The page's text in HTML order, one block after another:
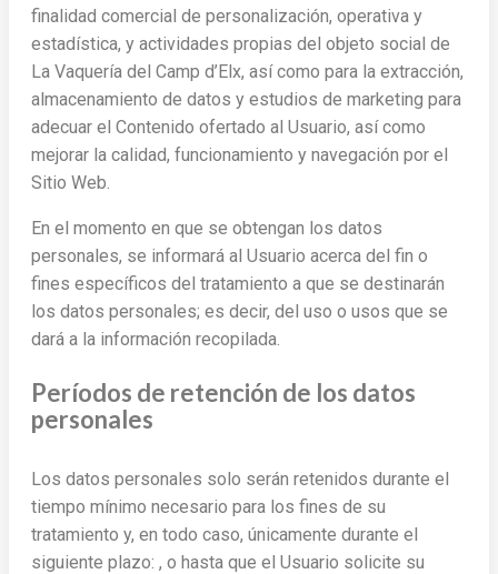
finalidad comercial de personalización, operativa y
estadística, y actividades propias del objeto social de
La Vaquería del Camp d’Elx, así como para la extracción,
almacenamiento de datos y estudios de marketing para
adecuar el Contenido ofertado al Usuario, así como
mejorar la calidad, funcionamiento y navegación por el
Sitio Web.
En el momento en que se obtengan los datos
personales, se informará al Usuario acerca del fin o
fines específicos del tratamiento a que se destinarán
los datos personales; es decir, del uso o usos que se
dará a la información recopilada.
Períodos de retención de los datos
personales
Los datos personales solo serán retenidos durante el
tiempo mínimo necesario para los fines de su
tratamiento y, en todo caso, únicamente durante el
siguiente plazo: , o hasta que el Usuario solicite su